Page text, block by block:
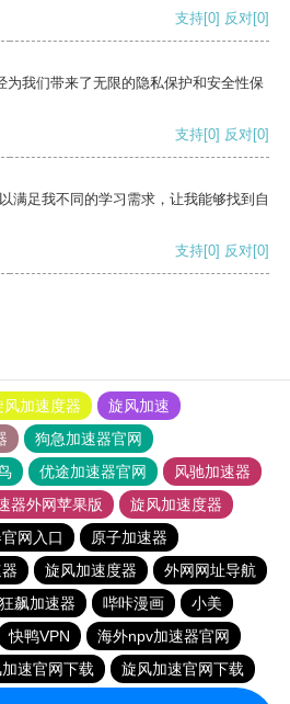
支持[0] 反对[0]
为我们带来了无限的隐私保护和安全性保
支持[0] 反对[0]
满足我不同的学习需求，让我能够找到自
支持[0] 反对[0]
风加速度器
旋风加速
狗急加速器官网
优途加速器官网
风驰加速器
器外网苹果版
旋风加速度器
网入口
原子加速器
旋风加速度器
外网网址导航
狂飙加速器 哔咔漫画
小美
快鸭VPN
海外npv加速器官网
速官网下载
旋风加速官网下载